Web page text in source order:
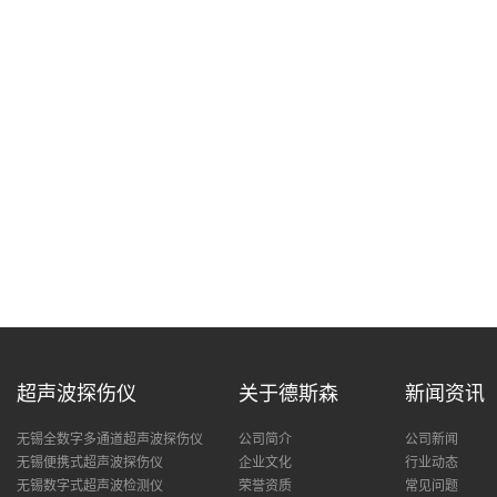
超声波探伤仪
无锡全数字多通道超声波探伤仪
无锡便携式超声波探伤仪
无锡数字式超声波检测仪
关于德斯森
公司简介
企业文化
荣誉资质
新闻资讯
公司新闻
行业动态
常见问题